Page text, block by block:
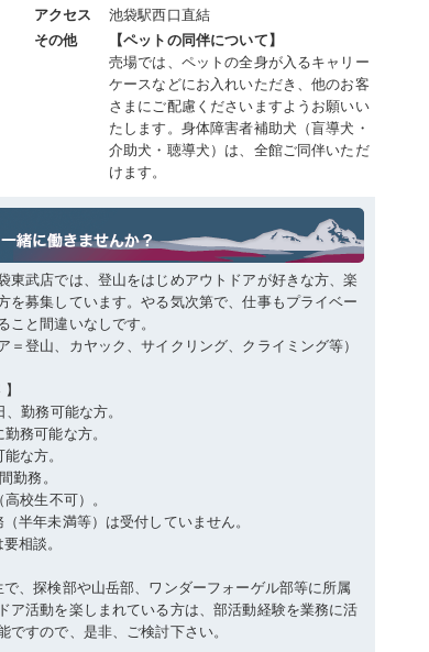
アクセス 池袋駅西口直結
その他 【ペットの同伴について】
売場では、ペットの全身が入るキャリー
ケースなどにお入れいただき、他のお客
さまにご配慮くださいますようお願いい
たします。身体障害者補助犬（盲導犬・
介助犬・聴導犬）は、全館ご同伴いただ
けます。
東武店では、登山をはじめアウトドアが好きな方、楽
を募集しています。やる気次第で、仕事もプライベー
こと間違いなしです。
＝登山、カヤック、サイクリング、クライミング等）
勤務可能な方。
務可能な方。
な方。
勤務。
校生不可）。
半年未満等）は受付していません。
相談。
、探検部や山岳部、ワンダーフォーゲル部等に所属
ア活動を楽しまれている方は、部活動経験を業務に活
ですので、是非、ご検討下さい。